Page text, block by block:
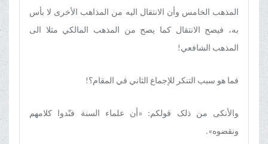
المذهب الخامس وأن الانتقال الیه من المذاهب الأخری لا بأس
به، فیصح الانتقال کما یصح من المذهب المالکي مثلا الی
المذهب الشافعي!
فما هو سبب التنکر للإجماع الثاني في المقام؟!
والأنکی من ذلک قولکم: «أن علماء السنة فنّدوا کلامهم
ونقضوه».